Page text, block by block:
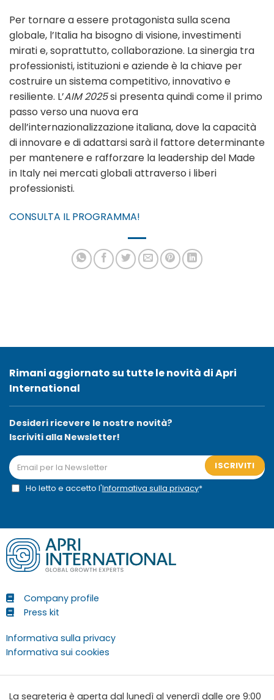
Per tornare a essere protagonista sulla scena
globale, l’Italia ha bisogno di visione, investimenti
mirati e, soprattutto, collaborazione. La sinergia tra
professionisti, istituzioni e aziende è la chiave per
costruire un sistema competitivo, innovativo e
resiliente. L’AIM 2025si presenta quindi come il primo
passo verso una nuova era
dell’internazionalizzazione italiana, dove la capacità
di innovare e di adattarsi sarà il fattore determinante
per mantenere e rafforzare la leadership del Made
in Italy nei mercati globali attraverso i liberi
professionisti.
CONSULTA IL PROGRAMMA!
Rimani aggiornato su tutte le novità di Apri
International
Desideri ricevere le nostre novità?
Iscriviti alla Newsletter!
ISCRIVITI
Ho letto e accetto l'Informativa sulla privacy*
Company profile
Press kit
Informativa sulla privacy
Informativa sui cookies
La segreteria è aperta dal lunedì al venerdì dalle ore 9:00